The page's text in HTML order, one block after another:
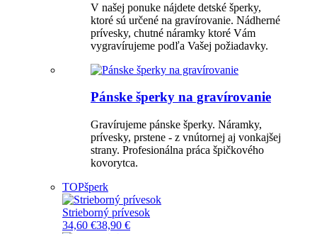
V našej ponuke nájdete detské šperky,
ktoré sú určené na gravírovanie. Nádherné
prívesky, chutné náramky ktoré Vám
vygravírujeme podľa Vašej požiadavky.
Pánske šperky na gravírovanie
Gravírujeme pánske šperky. Náramky,
prívesky, prstene - z vnútornej aj vonkajšej
strany. Profesionálna práca špičkového
kovorytca.
TOPšperk
Strieborný prívesok
34,60 €38,90 €